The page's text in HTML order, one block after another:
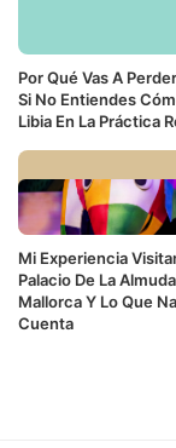
Por Qué Vas A
Si No Entiendes
Libia En La Práctica
Mi Experiencia
Palacio De La
Mallorca Y Lo Que
Cuenta